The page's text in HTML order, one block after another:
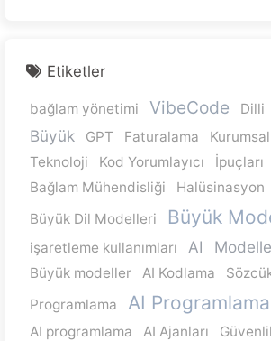
Etiketler
bağlam yönetimi VibeCode Dilli
Büyük GPT Faturalama
Teknoloji
Kod Yorumlayıcı
İpuçları
Bağlam Mühendisliği
Halüsinasyon
Büyük Dil Modelleri
Büyük
işaretleme kullanımları AI
Büyük modeller AI Kodlama
Programlama
AI Programlama
AI programlama AI Ajanları